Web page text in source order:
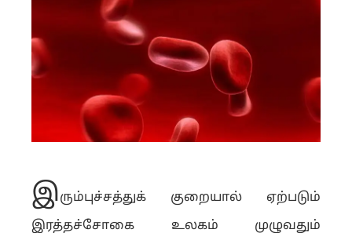
இரும்புச்சத்துக் குறையால் ஏற்படும்
இரத்தச்சோகை உலகம் முழுவதும்